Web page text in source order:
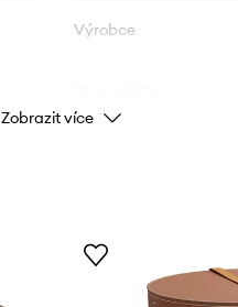
Výrobce
Zobrazit více